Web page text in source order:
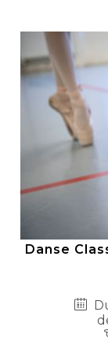
Danse